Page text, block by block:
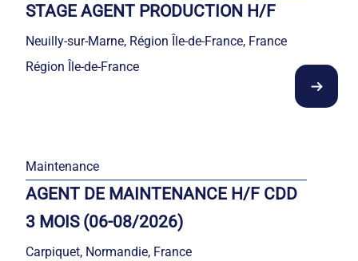
STAGE AGENT PRODUCTION H/F
Neuilly-sur-Marne, Région Île-de-France, France
Région Île-de-France
Maintenance
AGENT DE MAINTENANCE H/F CDD
3 MOIS (06-08/2026)
Carpiquet, Normandie, France